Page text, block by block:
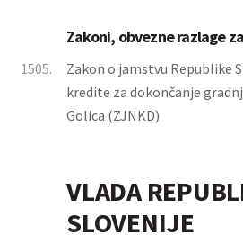
Zakoni, obvezne razlage
1505.
Zakon o jamstvu Republike
kredite za dokončanje
Golica (ZJNKD)
VLADA
SLOVENIJE